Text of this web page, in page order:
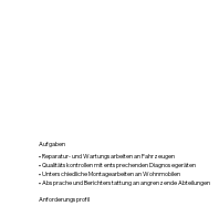
Aufgaben
• Reparatur- und Wartungsarbeiten an Fahrzeugen
• Qualitätskontrollen mit entsprechenden Diagnosegeräten
• Unterschiedliche Montagearbeiten an Wohnmobilen
• Absprache und Berichterstattung an angrenzende Abteilungen
Anforderungsprofil